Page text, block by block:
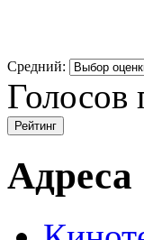
Средний:
Голосов
Адреса